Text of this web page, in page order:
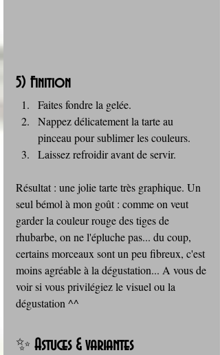
5) Finition
Faites fondre la gelée.
Nappez délicatement la tarte au
pinceau pour sublimer les couleurs.
Laissez refroidir avant de servir.
Résultat : une jolie tarte très graphique. Un
seul bémol à mon goût : comme on veut
garder la couleur rouge des tiges de
rhubarbe, on ne l'épluche pas... du coup,
certains morceaux sont un peu fibreux, c'est
moins agréable à la dégustation... A vous de
voir si vous privilégiez le visuel ou la
dégustation ^^
✨ Astuces & variantes